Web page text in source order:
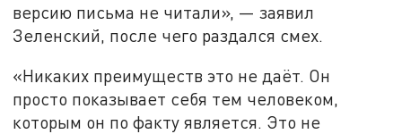
версию письма не читали», — заявил
Зеленский, после чего раздался смех.
«Никаких преимуществ это не даёт. Он
просто показывает себя тем человеком,
которым он по факту является. Это не